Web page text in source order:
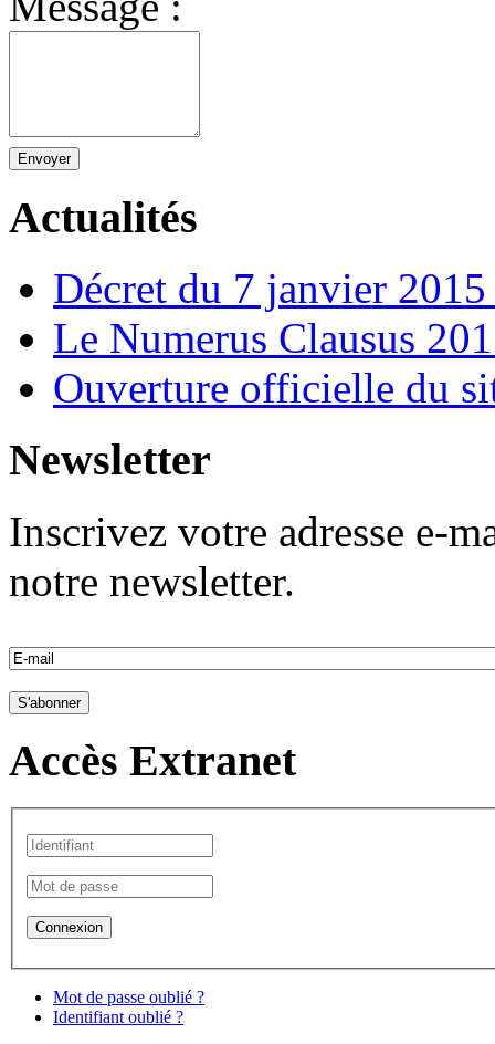
Envoyer
Actualités
Décret du 7 janvier
Le Numerus Clausus
Ouverture officielle du
Newsletter
Inscrivez votre adresse e-
notre newsletter.
Accès Extranet
Mot de passe oublié ?
Identifiant oublié ?